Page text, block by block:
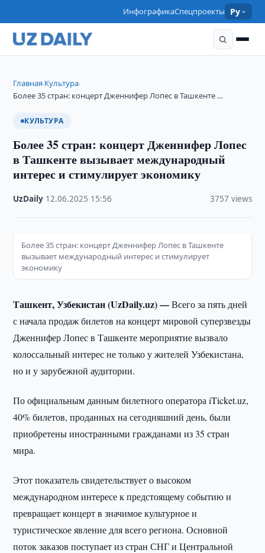
ИнфографикаСпецпроекты Ру
Главная›Культура›
Более 35 стран: концерт Дженнифер Лопес в Ташкенте …
КУЛЬТУРА
Более 35 стран: концерт Дженнифер Лопес
в Ташкенте вызывает международный
интерес и стимулирует экономику
UzDaily 12.06.2025 15:56 3757 views
Более 35 стран: концерт Дженнифер Лопес в Ташкенте
вызывает международный интерес и стимулирует
экономику
Ташкент, Узбекистан (UzDaily.uz) —Всего за пять дней
с начала продаж билетов на концерт мировой суперзвезды
Дженнифер Лопес в Ташкенте мероприятие вызвало
колоссальный интерес не только у жителей Узбекистана,
но и у зарубежной аудитории.
По официальным данным билетного оператора iTicket.uz,
40% билетов, проданных на сегодняшний день, были
приобретены иностранными гражданами из 35 стран
мира.
Этот показатель свидетельствует о высоком
международном интересе к предстоящему событию и
превращает концерт в значимое культурное и
туристическое явление для всего региона. Основной
поток заказов поступает из стран СНГ и Центральной